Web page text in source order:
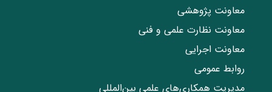
معاونت پژوهشی
معاونت نظارت علمی و فنی
معاونت اجرایی
روابط عمومی
مدیریت همکاری‌های علمی بین‌المللی